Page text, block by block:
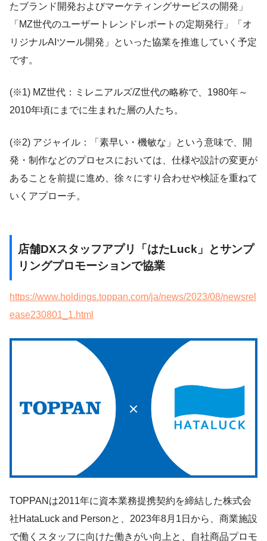
たブランド開発およびマーケティングサービスの開発」
「MZ世代のユーザートレンドレポートの定期発行」「オ
リジナルAIツール開発」といった協業を推進していく予定
です。
(※1) MZ世代：ミレニアルズ/Z世代の略称で、1980年～
2010年頃にまでに生まれた層の人たち。
(※2) アジャイル：「素早い・機敏な」という意味で、開
発・制作などのプロセスにおいては、仕様や設計の変更が
あることを前提に進め、徐々にすり合わせや検証を重ねて
いくアプローチ。
店舗DXスタッフアプリ「はたLuck」とサンプ
リングプロモーションで協業
https://www.holdings.toppan.com/ja/news/2023/08/newsrel
ease230801_1.html
TOPPANは2011年に資本業務提携契約を締結した株式会
社HataLuck and Personと、2023年8月1日から、商業施設
で働くスタッフに向けた働きがい向上と、自社商品プロモ